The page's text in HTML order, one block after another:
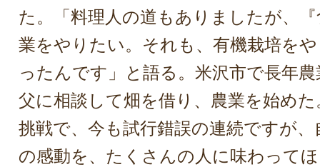
た。「料理人の道もありましたが、
業をやりたい。それも、有機栽培を
ったんです」と語る。米沢市で長年
父に相談して畑を借り、農業を始め
挑戦で、今も試行錯誤の連続ですが
の感動を、たくさんの人に味わって